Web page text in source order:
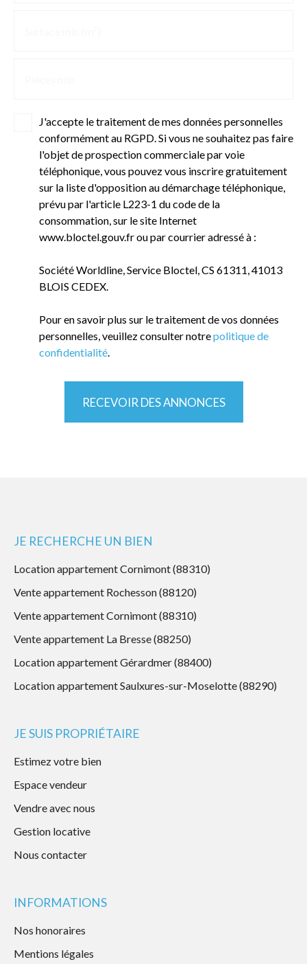
J'accepte le traitement de mes données personnelles
conformément au RGPD. Si vous ne souhaitez pas faire
l'objet de prospection commerciale par voie
téléphonique, vous pouvez vous inscrire gratuitement
sur la liste d'opposition au démarchage téléphonique,
prévu par l'article L223-1 du code de la
consommation, sur le site Internet
www.bloctel.gouv.fr ou par courrier adressé à :
Société Worldline, Service Bloctel, CS 61311, 41013
BLOIS CEDEX.
Pour en savoir plus sur le traitement de vos données
personnelles, veuillez consulter notrepolitique de
confidentialité.
RECEVOIR DES ANNONCES
JE RECHERCHE UN BIEN
Location appartement Cornimont (88310)
Vente appartement Rochesson (88120)
Vente appartement Cornimont (88310)
Vente appartement La Bresse (88250)
Location appartement Gérardmer (88400)
Location appartement Saulxures-sur-Moselotte (88290)
JE SUIS PROPRIÉTAIRE
Estimez votre bien
Espace vendeur
Vendre avec nous
Gestion locative
Nous contacter
INFORMATIONS
Nos honoraires
Mentions légales